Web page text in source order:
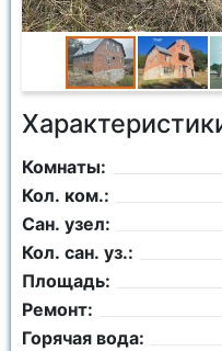
Комнаты:
Кол. ком.:
Сан. узел:
Кол. сан. уз.:
Площадь:
Ремонт:
Горячая вода: